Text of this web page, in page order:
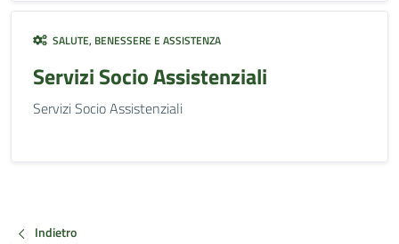
SALUTE, BENESSERE E ASSISTENZA
Servizi Socio Assistenziali
Servizi Socio Assistenziali
Indietro